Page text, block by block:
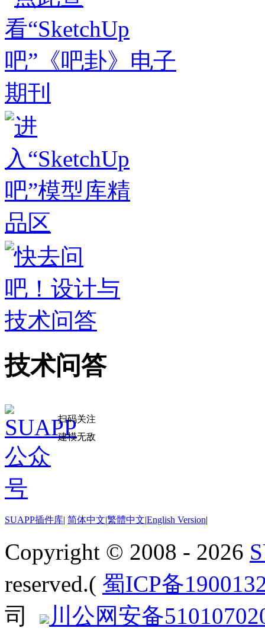
技术问答
扫码关注
建模无敌
SUAPP插件库| 简体中文|繁體中文|English Version|
Copyright © 2008 - 2026
reserved.( 蜀ICP备
司
川公网安备